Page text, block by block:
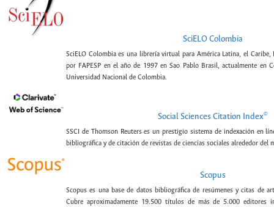
SciELO Colombia
SciELO Colombia es una librería virtual para América Latina, el Caribe,
por FAPESP en el año de 1997 en Sao Pablo Brasil, actualmente en
Universidad Nacional de Colombia.
Social Sciences Citation Index©
SSCI de Thomson Reuters es un prestigio sistema de indexación en
bibliográfica y de citación de revistas de ciencias sociales alrededor del
Scopus
Scopus es una base de datos bibliográfica de resúmenes y citas de
Cubre aproximadamente 19.500 títulos de más de 5.000 editores